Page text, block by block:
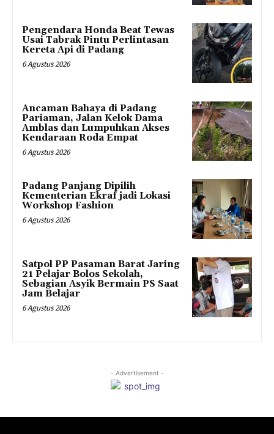
Pengendara Honda Beat Tewas
Usai Tabrak Pintu Perlintasan
Kereta Api di Padang
6 Agustus 2026
Ancaman Bahaya di Padang
Pariaman, Jalan Kelok Dama
Amblas dan Lumpuhkan Akses
Kendaraan Roda Empat
6 Agustus 2026
Padang Panjang Dipilih
Kementerian Ekraf jadi Lokasi
Workshop Fashion
6 Agustus 2026
Satpol PP Pasaman Barat Jaring
21 Pelajar Bolos Sekolah,
Sebagian Asyik Bermain PS Saat
Jam Belajar
6 Agustus 2026
- Advertisement -